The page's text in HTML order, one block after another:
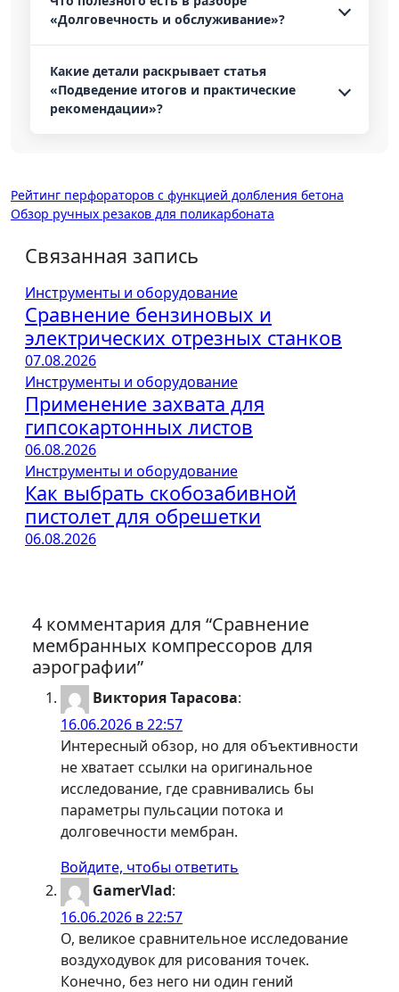
«Долговечность и обслуживание»?
Какие детали раскрывает статья
«Подведение итогов и практические
рекомендации»?
Навигация
по
записям
Рейтинг перфораторов с функцией долбления бетона
Обзор ручных резаков для поликарбоната
Связанная запись
Инструменты и оборудование
Сравнение бензиновых и
электрических отрезных станков
07.08.2026
Инструменты и оборудование
Применение захвата для
гипсокартонных листов
06.08.2026
Инструменты и оборудование
Как выбрать скобозабивной
пистолет для обрешетки
06.08.2026
4 комментария для “Сравнение
мембранных компрессоров для
аэрографии”
Виктория Тарасова:
16.06.2026 в 22:57
Интересный обзор, но для объективности
не хватает ссылки на оригинальное
исследование, где сравнивались бы
параметры пульсации потока и
долговечности мембран.
Войдите, чтобы ответить
GamerVlad:
16.06.2026 в 22:57
О, великое сравнительное исследование
воздуходувок для рисования точек.
Конечно, без него ни один гений